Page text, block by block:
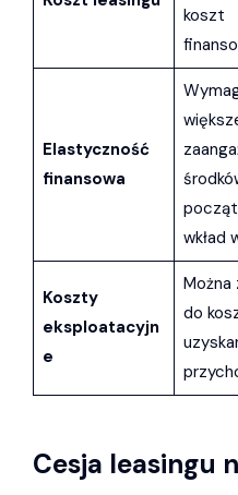
koszt
Elastyczność
finansowa
wkład
Koszty
eksploatacyjn
e
Można
do
Cesja leasingu